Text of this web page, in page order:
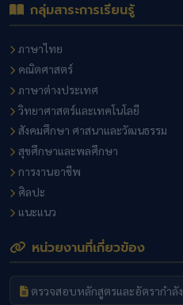
กลุ่มสาระการเรียนรู้
ภาษาไทย
คณิตศาสตร์
ภาษาต่างประเทศ
วิทยาศาสตร์และเทคโนโลยี
สังคมศึกษา ศาสนาและวัฒนธรรม
สุขศึกษาและพลศึกษา
การงานอาชีพ
ศิลปะ
แนะแนว
หน่วยงานที่เกี่ยวข้อง
ตรวจสอบหลักสูตรและอัตรากำลัง